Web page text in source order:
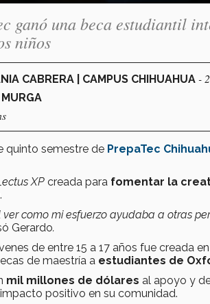
ganó una beca estudiantil
niños
CABRERA | CAMPUS CHIHUAHUA -
quinto semestre de PrepaTec
XP creada para fomentar la
ver como mi esfuerzo ayudaba a otras
Gerardo.
de entre 15 a 17 años fue creada
de maestría a estudiantes de
mil millones de dólares al apoyo y
positivo en su comunidad.